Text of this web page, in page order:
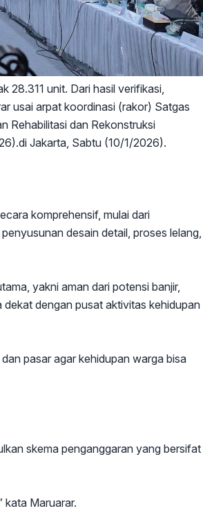
28.311 unit. Dari hasil verifikasi,
usai arpat koordinasi (rakor) Satgas
Rehabilitasi dan Rekonstruksi
di Jakarta, Sabtu (10/1/2026).
komprehensif, mulai dari
desain detail, proses lelang,
yakni aman dari potensi banjir,
dengan pusat aktivitas kehidupan
pasar agar kehidupan warga bisa
skema penganggaran yang bersifat
kata Maruarar.